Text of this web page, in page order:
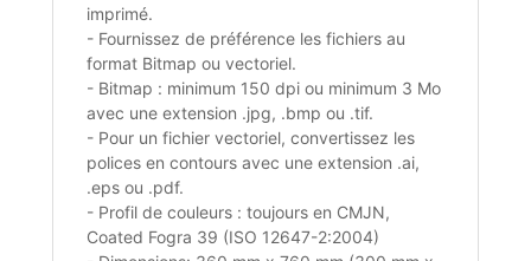
imprimé.
- Fournissez de préférence les fichiers au
format Bitmap ou vectoriel.
- Bitmap : minimum 150 dpi ou minimum 3 Mo
avec une extension .jpg, .bmp ou .tif.
- Pour un fichier vectoriel, convertissez les
polices en contours avec une extension .ai,
.eps ou .pdf.
- Profil de couleurs : toujours en CMJN,
Coated Fogra 39 (ISO 12647-2:2004)